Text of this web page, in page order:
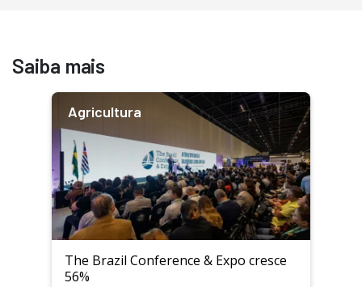
Saiba mais
Agricultura
The Brazil Conference & Expo cresce
56%